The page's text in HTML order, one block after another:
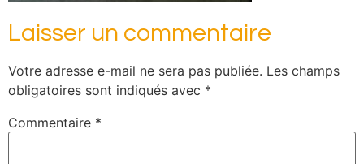
Laisser un commentaire
Votre adresse e-mail ne sera pas publiée. Les champs
obligatoires sont indiqués avec *
Commentaire *